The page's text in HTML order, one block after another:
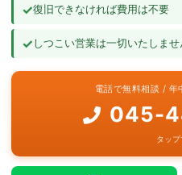
よくあるご質問
✓復旧できなければ費用は不要
✓しつこい営業は一切いたしませ
電話で無料相談 /
045-
タッ